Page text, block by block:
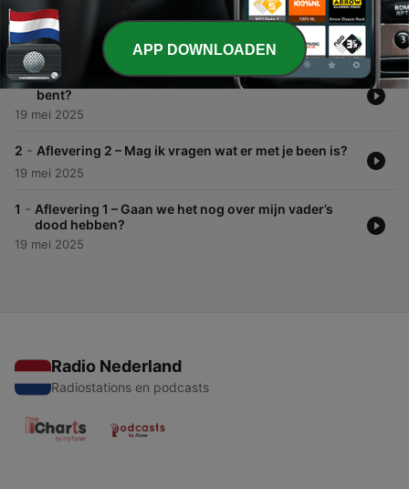
4 - Aflevering 4 – Wat als stoppen met gebruiken de
enige optie is?
28 jul. 2025
3 - Aflevering 3 – Wat als je lijf niet klopt met wie je
bent?
19 mei 2025
2 - Aflevering 2 – Mag ik vragen wat er met je been is?
19 mei 2025
1 - Aflevering 1 – Gaan we het nog over mijn vader’s
dood hebben?
19 mei 2025
Radio Nederland
Radiostations en podcasts
APP DOWNLOADEN